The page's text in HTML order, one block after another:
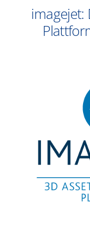
imagejet: